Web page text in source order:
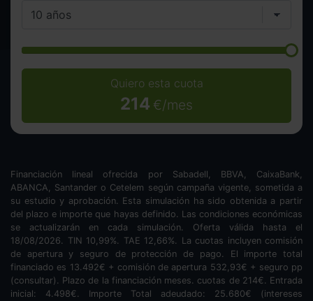
Quiero esta cuota
214 €/mes
Financiación lineal ofrecida por Sabadell, BBVA, CaixaBank,
ABANCA, Santander o Cetelem según campaña vigente, sometida a
su estudio y aprobación. Esta simulación ha sido obtenida a partir
del plazo e importe que hayas definido. Las condiciones económicas
se actualizarán en cada simulación. Oferta válida hasta el
18/08/2026. TIN 10,99%. TAE 12,66%. La cuotas incluyen comisión
de apertura y seguro de protección de pago. El importe total
financiado es 13.492€ + comisión de apertura 532,93€ + seguro pp
(consultar). Plazo de la financiación meses. cuotas de 214€. Entrada
inicial: 4.498€. Importe Total adeudado: 25.680€ (intereses